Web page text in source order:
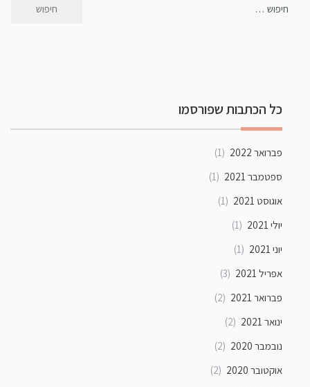
כל הכתבות שפורסמו
פברואר 2022
(1)
ספטמבר 2021
(1)
אוגוסט 2021
(1)
יולי 2021
(1)
יוני 2021
(1)
אפריל 2021
(3)
פברואר 2021
(2)
ינואר 2021
(2)
נובמבר 2020
(2)
אוקטובר 2020
(2)